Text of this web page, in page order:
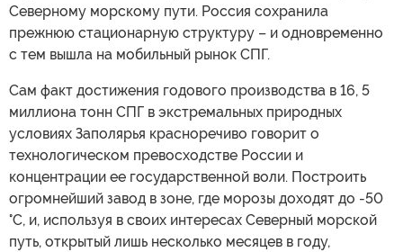
Северному морскому пути. Россия сохранила
прежнюю стационарную структуру – и одновременно
с тем вышла на мобильный рынок СПГ.
Сам факт достижения годового производства в 16, 5
миллиона тонн СПГ в экстремальных природных
условиях Заполярья красноречиво говорит о
технологическом превосходстве России и
концентрации ее государственной воли. Построить
огромнейший завод в зоне, где морозы доходят до -50
°C, и, используя в своих интересах Северный морской
путь, открытый лишь несколько месяцев в году,